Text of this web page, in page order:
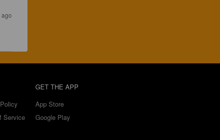
Service
GET THE APP
App Store
Google Play